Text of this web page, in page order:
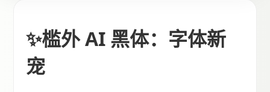
✨槛外 AI 黑体：字体新
宠